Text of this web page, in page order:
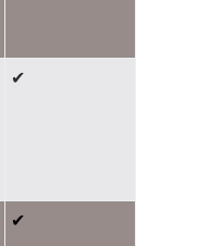
✔
✔